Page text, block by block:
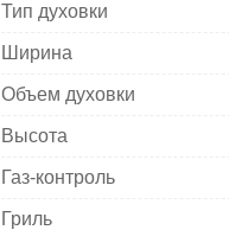
Тип духовки
Ширина
Объем духовки
Высота
Газ-контроль
Гриль